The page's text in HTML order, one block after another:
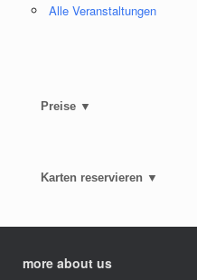
Alle Veranstaltungen
Preise ▼
Karten reservieren ▼
more about us